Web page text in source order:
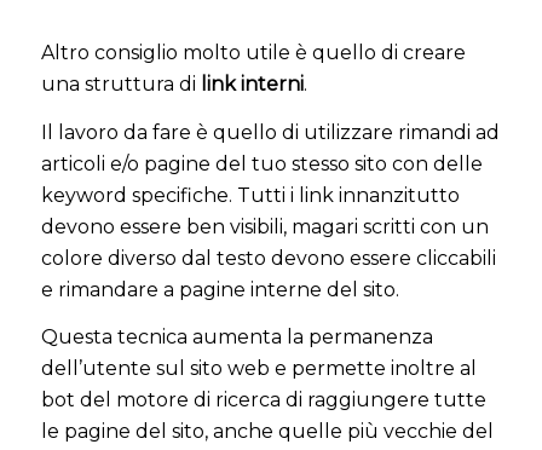
Altro consiglio molto utile è quello di creare
una struttura di link interni.
Il lavoro da fare è quello di utilizzare rimandi ad
articoli e/o pagine del tuo stesso sito con delle
keyword specifiche. Tutti i link innanzitutto
devono essere ben visibili, magari scritti con un
colore diverso dal testo devono essere cliccabili
e rimandare a pagine interne del sito.
Questa tecnica aumenta la permanenza
dell’utente sul sito web e permette inoltre al
bot del motore di ricerca di raggiungere tutte
le pagine del sito, anche quelle più vecchie del